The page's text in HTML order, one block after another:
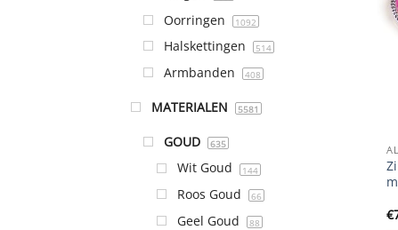
Oorringen 1092
Halskettingen 514
Armbanden 408
MATERIALEN 5581
GOUD 635
Wit Goud 144
Roos Goud 66
Geel Goud 88
€